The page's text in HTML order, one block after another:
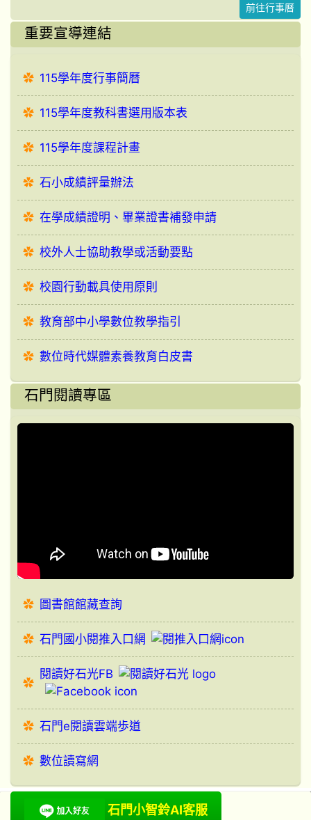
前往行事曆
重要宣導連結
115學年度行事簡曆
115學年度教科書選用版本表
115學年度課程計畫
石小成績評量辦法
在學成績證明、畢業證書補發申請
校外人士協助教學或活動要點
校園行動載具使用原則
教育部中小學數位教學指引
數位時代媒體素養教育白皮書
石門閱讀專區
圖書館館藏查詢
石門國小閱推入口網
閱讀好石光FB
石門e閱讀雲端歩道
數位讀寫網
石門小智鈴AI客服